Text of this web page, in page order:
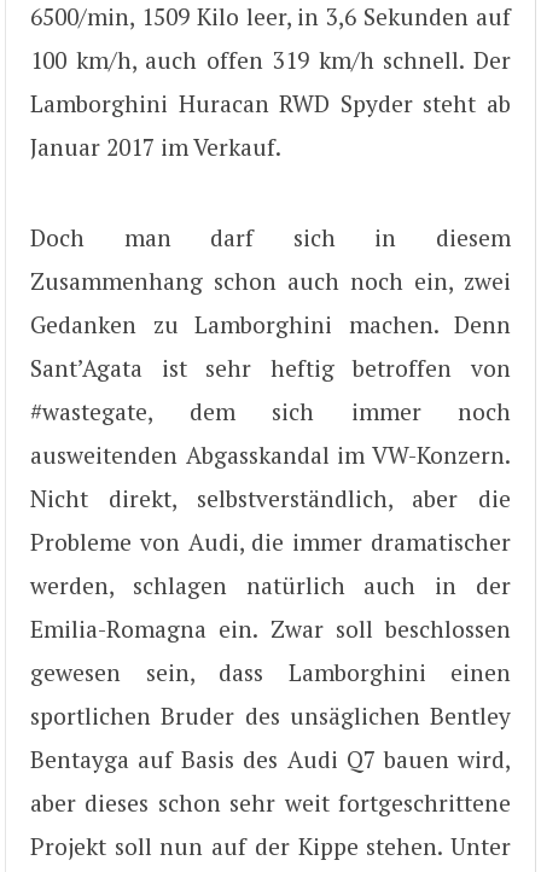
6500/min, 1509 Kilo leer, in 3,6 Sekunden auf
100 km/h, auch offen 319 km/h schnell. Der
Lamborghini Huracan RWD Spyder steht ab
Januar 2017 im Verkauf.
Doch man darf sich in diesem
Zusammenhang schon auch noch ein, zwei
Gedanken zu Lamborghini machen. Denn
Sant’Agata ist sehr heftig betroffen von
#wastegate, dem sich immer noch
ausweitenden Abgasskandal im VW-Konzern.
Nicht direkt, selbstverständlich, aber die
Probleme von Audi, die immer dramatischer
werden, schlagen natürlich auch in der
Emilia-Romagna ein. Zwar soll beschlossen
gewesen sein, dass Lamborghini einen
sportlichen Bruder des unsäglichen Bentley
Bentayga auf Basis des Audi Q7 bauen wird,
aber dieses schon sehr weit fortgeschrittene
Projekt soll nun auf der Kippe stehen. Unter